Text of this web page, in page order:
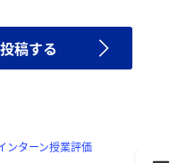
稿する
ンターン授業評価